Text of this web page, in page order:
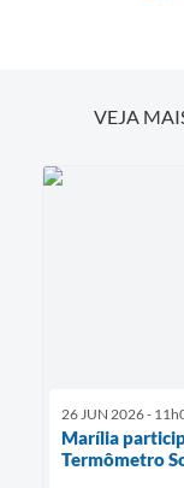
VEJA
26 JUN 2026 -
Marília
Termômetro